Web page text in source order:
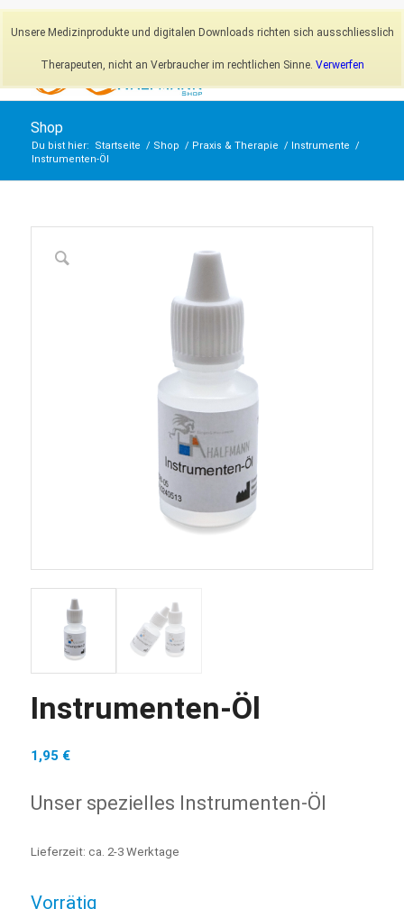
Unsere Medizinprodukte und digitalen Downloads richten sich ausschliesslich
Therapeuten, nicht an Verbraucher im rechtlichen Sinne. Verwerfen
Newsletter Mein Konto
Shop
Du bist hier: Startseite / Shop / Praxis & Therapie / Instrumente /
Instrumenten-Öl
Instrumenten-Öl
1,95 €
Unser spezielles Instrumenten-Öl
Lieferzeit: ca. 2-3 Werktage
Vorrätig